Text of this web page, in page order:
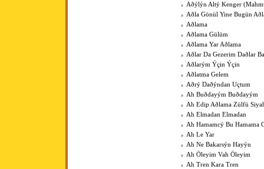
Aðýlýn Altý Kenger
Aðla Gönül Yine Bugün
Aðlama
Aðlama Gülüm
Aðlama Yar Aðlama
Aðlar Da Gezerim Daðlar
Aðlarým Ýçin Ýçin
Aðlatma Gelem
Aðrý Daðýndan Uçtum
Ah Buðdayým Buðdayým
Ah Edip Aðlama Zülfü
Ah Elmadan Elmadan
Ah Hamamcý Bu Hamama
Ah Le Yar
Ah Ne Bakarsýn Hayýn
Ah Öleyim Vah Öleyim
Ah Tren Kara Tren